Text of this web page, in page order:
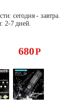
сегодня - завтра.
2-7 дней.
680Р